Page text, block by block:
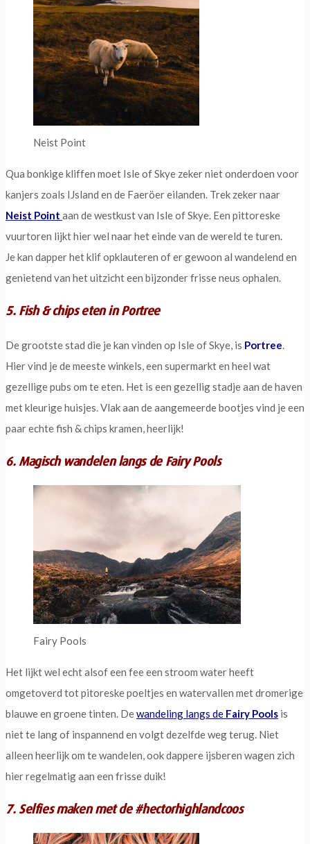
Neist Point
Qua bonkige kliffen moet Isle of Skye zeker niet onderdoen voor
kanjers zoals IJsland en de Faeröer eilanden. Trek zeker naar
Neist Point aan de westkust van Isle of Skye. Een pittoreske
vuurtoren lijkt hier wel naar het einde van de wereld te turen.
Je kan dapper het klif opklauteren of er gewoon al wandelend en
genietend van het uitzicht een bijzonder frisse neus ophalen.
5. Fish & chips eten in Portree
De grootste stad die je kan vinden op Isle of Skye, is Portree.
Hier vind je de meeste winkels, een supermarkt en heel wat
gezellige pubs om te eten. Het is een gezellig stadje aan de haven
met kleurige huisjes. Vlak aan de aangemeerde bootjes vind je een
paar echte fish & chips kramen, heerlijk!
6. Magisch wandelen langs de Fairy Pools
Fairy Pools
Het lijkt wel echt alsof een fee een stroom water heeft
omgetoverd tot pitoreske poeltjes en watervallen met dromerige
blauwe en groene tinten. Dewandeling langs de Fairy Pools is
niet te lang of inspannend en volgt dezelfde weg terug. Niet
alleen heerlijk om te wandelen, ook dappere ijsberen wagen zich
hier regelmatig aan een frisse duik!
7. Selfies maken met de #hectorhighlandcoos